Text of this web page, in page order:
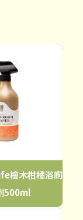
檜木柑橘浴廁
500ml